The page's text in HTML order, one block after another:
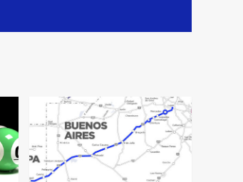
Identidad de los
adolescentes
pampeanos que fueron
protagonistas del fatal
accidente en la mañana
del lunes